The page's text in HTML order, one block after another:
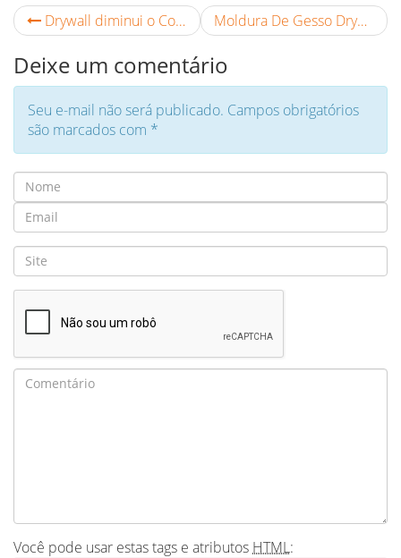
Drywall diminui o Consumo de Água Moldura De Gesso Drywall
Deixe um comentário
Seu e-mail não será publicado. Campos obrigatórios
são marcados com *
Você pode usar estas tags e atributos HTML: